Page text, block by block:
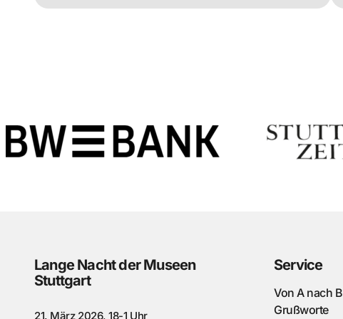
Lange Nacht der Museen
Stuttgart
21. März 2026, 18-1 Uhr
Service
Von A nach B
Grußworte